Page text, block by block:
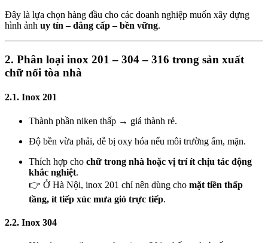
Đây là lựa chọn hàng đầu cho các doanh nghiệp muốn xây dựng
hình ảnh uy tín – đẳng cấp – bền vững.
2. Phân loại inox 201 – 304 – 316 trong sản xuất
chữ nổi tòa nhà
2.1. Inox 201
Thành phần niken thấp → giá thành rẻ.
Độ bền vừa phải, dễ bị oxy hóa nếu môi trường ẩm, mặn.
Thích hợp cho chữ trong nhà hoặc vị trí ít chịu tác động
khắc nghiệt.
👉 Ở Hà Nội, inox 201 chỉ nên dùng cho mặt tiền thấp
tầng, ít tiếp xúc mưa gió trực tiếp.
2.2. Inox 304